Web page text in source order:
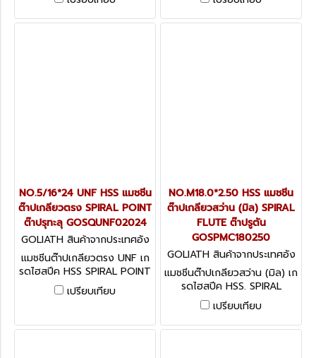
NO.5/16*24 UNF HSS แมชชีน
ต๊าปเกลียวตรง SPIRAL POINT
ต๊าปรุทะลุ GOSQUNF02024
GOLIATH สินค้าจากประเทศอัง
กฤษ GOSQUNF02024
แมชชีนต๊าปเกลียวตรง UNF เก
รดไฮสปีค HSS SPIRAL POINT
ต๊าปรุทะลุ
เปรียบเทียบ
NO.M18.0*2.50 HSS แมชชีน
ต๊าปเกลียวสว่าน (มิล) SPIRAL
FLUTE ต๊าปรูตัน
GOSPMC180250
GOLIATH สินค้าจากประเทศอัง
กฤษ GOSPMC180250
แมชชีนต๊าปเกลียวสว่าน (มิล) เก
รดไฮสปีค HSS. SPIRAL
FLUTE ต๊าปรูตัน
เปรียบเทียบ